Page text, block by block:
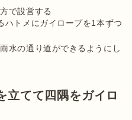
で設営する
ハトメにガイロープを1本ずつ
水の通り道ができるようにし
立てて四隅をガイロ